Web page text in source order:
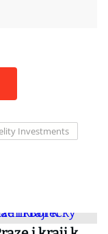
Investments